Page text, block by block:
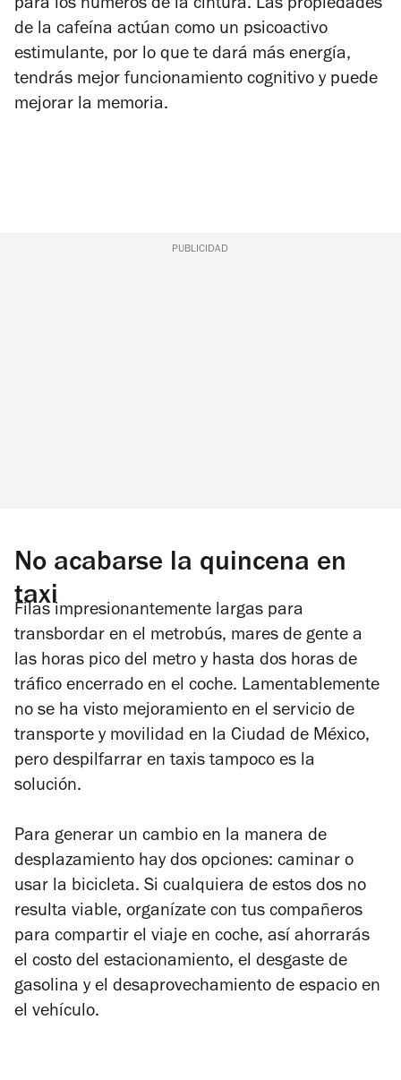
para los números de la cintura. Las propiedades
de la cafeína actúan como un psicoactivo
estimulante, por lo que te dará más energía,
tendrás mejor funcionamiento cognitivo y puede
mejorar la memoria.
PUBLICIDAD
No acabarse la quincena en
taxi
Filas impresionantemente largas para
transbordar en el metrobús, mares de gente a
las horas pico del metro y hasta dos horas de
tráfico encerrado en el coche. Lamentablemente
no se ha visto mejoramiento en el servicio de
transporte y movilidad en la Ciudad de México,
pero despilfarrar en taxis tampoco es la
solución.
Para generar un cambio en la manera de
desplazamiento hay dos opciones: caminar o
usar la bicicleta. Si cualquiera de estos dos no
resulta viable, organízate con tus compañeros
para compartir el viaje en coche, así ahorrarás
el costo del estacionamiento, el desgaste de
gasolina y el desaprovechamiento de espacio en
el vehículo.